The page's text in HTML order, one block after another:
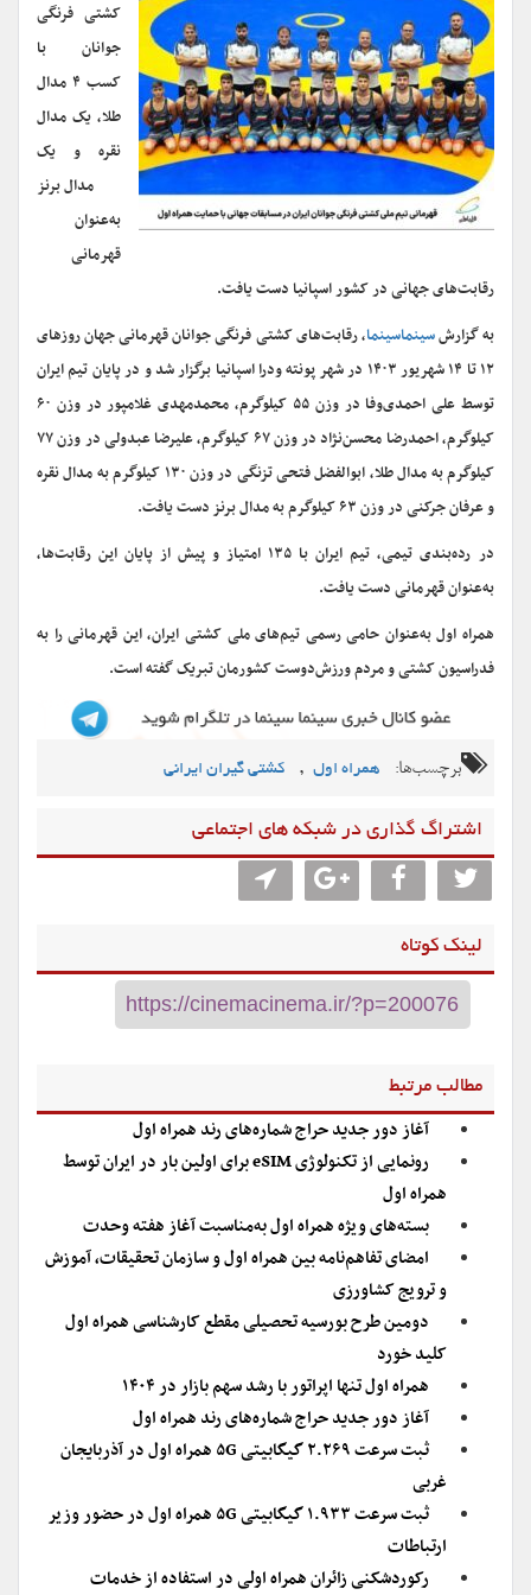
کشتی فرنگی
جوانان با
کسب ۴ مدال
طلا، یک مدال
نقره و یک
مدال برنز
به‌عنوان
قهرمانی
رقابت‌های جهانی در کشور اسپانیا دست یافت.
به گزارشسینماسینما، رقابت‌های کشتی فرنگی جوانان قهرمانی جهان روزهای
۱۲ تا ۱۴ شهریور ۱۴۰۳ در شهر پونته ودرا اسپانیا برگزار شد و در پایان تیم ایران
توسط علی احمدی‌وفا در وزن ۵۵ کیلوگرم، محمدمهدی غلامپور در وزن ۶۰
کیلوگرم، احمدرضا محسن‌نژاد در وزن ۶۷ کیلوگرم، علیرضا عبدولی در وزن ۷۷
کیلوگرم به مدال طلا، ابوالفضل فتحی تزنگی در وزن ۱۳۰ کیلوگرم به مدال نقره
و عرفان جرکنی در وزن ۶۳ کیلوگرم به مدال برنز دست یافت.
در رده‌بندی تیمی، تیم ایران با ۱۳۵ امتیاز و پیش از پایان این رقابت‌ها،
به‌عنوان قهرمانی دست یافت.
همراه اول به‌عنوان حامی رسمی تیم‌های ملی کشتی ایران، این قهرمانی را به
فدراسیون کشتی و مردم ورزش‌دوست کشورمان تبریک گفته است.
برچسب‌ها: همراه اول , کشتی گیران ایرانی
اشتراگ گذاری در شبکه های اجتماعی
لینک کوتاه
مطالب مرتبط
آغاز دور جدید حراج شماره‌های رند همراه اول
رونمایی از تکنولوژی eSIM برای اولین بار در ایران توسط
همراه اول
بسته‌های ویژه همراه اول به‌مناسبت آغاز هفته وحدت
امضای تفاهم‌نامه بین‌ همراه اول و سازمان تحقیقات، آموزش
و ترویج کشاورزی
دومین طرح بورسیه تحصیلی مقطع کارشناسی همراه اول
کلید خورد
همراه اول تنها اپراتور با رشد سهم بازار در ۱۴۰۴
آغاز دور جدید حراج شماره‌های رند همراه اول
ثبت سرعت ۲.۲۶۹ گیگابیتی ۵G همراه اول در آذربایجان
غربی
ثبت سرعت ۱.۹۳۳ گیگابیتی ۵G همراه اول در حضور وزیر
ارتباطات
رکوردشکنی زائران همراه اولی در استفاده از خدمات